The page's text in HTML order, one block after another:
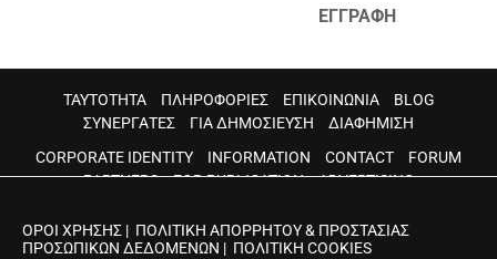
ΕΓΓΡΑΦΗ
ΤΑΥΤΟΤΗΤΑ ΠΛΗΡΟΦΟΡΙΕΣ ΕΠΙΚΟΙΝΩΝΙΑ
BLOG
ΣΥΝΕΡΓΑΤΕΣ
ΓΙΑ ΔΗΜΟΣΙΕΥΣΗ
ΔΙΑΦΗΜΙΣΗ
CORPORATE IDENTITY
INFORMATION CONTACT
FORUM
PARTNERS
FOR PUBLICATION ADVERTISING
ΟΡΟΙ ΧΡΗΣΗΣ | ΠΟΛΙΤΙΚΗ ΑΠΟΡΡΗΤΟΥ & ΠΡΟΣΤΑΣΙΑΣ
ΠΡΟΣΩΠΙΚΩΝ ΔΕΔΟΜΕΝΩΝ | ΠΟΛΙΤΙΚΗ COOKIES